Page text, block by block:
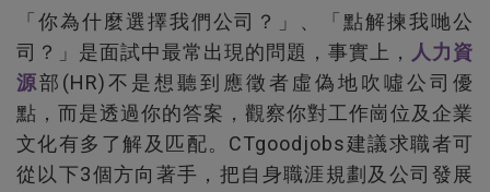
「你為什麼選擇我們公司？」、「點解揀我哋公
司？」是面試中最常出現的問題，事實上，
人力資
源部(HR)不是想聽到應徵者虛偽地吹噓公司優
點，而是透過你的答案，觀察你對工作崗位及企業
文化有多了解及匹配。CTgoodjobs建議求職者可
從以下3個方向著手，把自身職涯規劃及公司發展